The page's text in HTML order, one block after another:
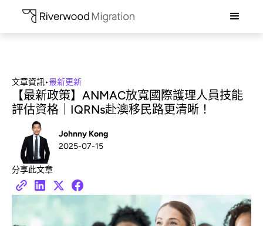
文章資訊•最新更新
【最新政策】ANMAC放寬國際護理人員技能
評估資格｜IQRNs赴澳移民路更清晰！
Johnny Kong
2025-07-15
分享此文章